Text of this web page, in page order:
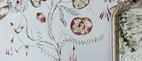
Туры и путешествия
Кино